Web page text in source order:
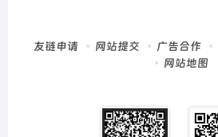
友链申请 网站提交 广告合作
网站地图